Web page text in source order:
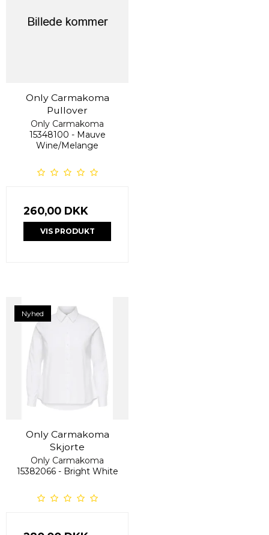
Only Carmakoma
Pullover
Only Carmakoma
15348100 - Mauve
Wine/Melange
260,00 DKK
VIS PRODUKT
Nyhed
Only Carmakoma
Skjorte
Only Carmakoma
15382066 - Bright White